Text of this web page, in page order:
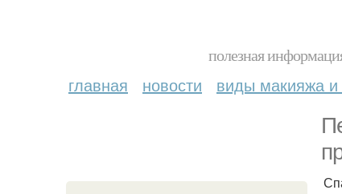
полезная
главная новости виды макияжа и